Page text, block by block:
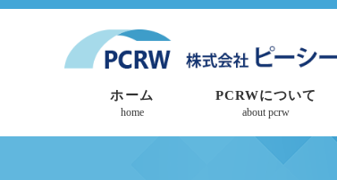
ホーム
home
PCRWについて
about pcrw